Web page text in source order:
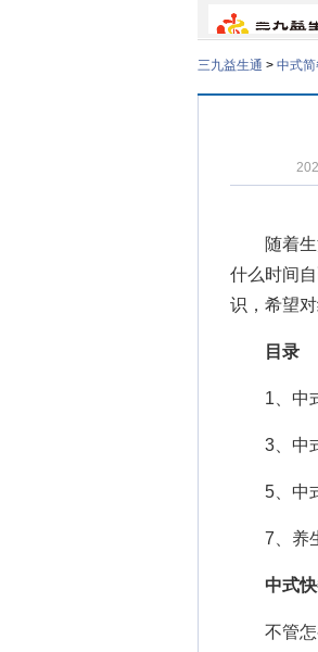
三九益生通 > 中式
随着生活
什么时间
识，希望
目录
1、 中
3、 中
5、 中
7、 养
中式快
不管怎么